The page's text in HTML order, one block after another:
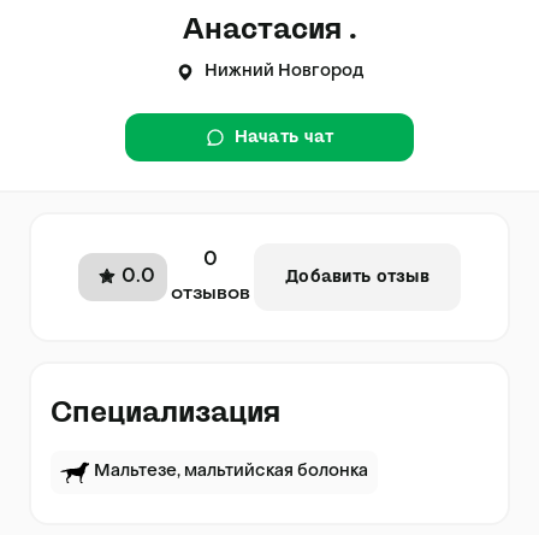
Анастасия .
Нижний Новгород
Начать чат
0.0
0
отзывов
Добавить отзыв
Специализация
Мальтезе, мальтийская болонка